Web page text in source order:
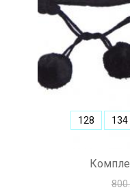
128 134